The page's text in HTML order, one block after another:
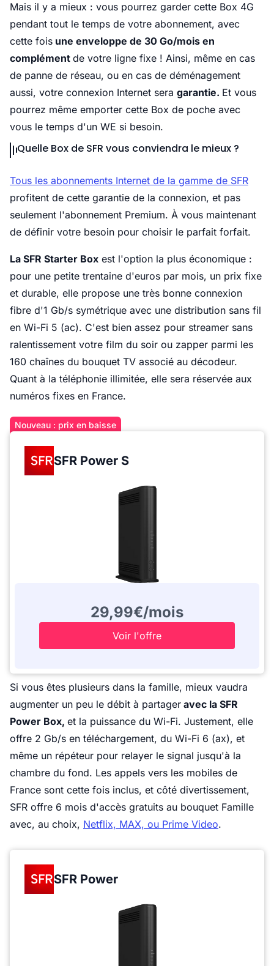
Mais il y a mieux : vous pourrez garder cette Box 4G
pendant tout le temps de votre abonnement, avec
cette fois une enveloppe de 30 Go/mois en
complément de votre ligne fixe ! Ainsi, même en cas
de panne de réseau, ou en cas de déménagement
aussi, votre connexion Internet sera garantie. Et vous
pourrez même emporter cette Box de poche avec
vous le temps d'un WE si besoin.
Quelle Box de SFR vous conviendra le mieux ?
Tous les abonnements Internet de la gamme de SFR
profitent de cette garantie de la connexion, et pas
seulement l'abonnement Premium. À vous maintenant
de définir votre besoin pour choisir le parfait forfait.
La SFR Starter Box est l'option la plus économique :
pour une petite trentaine d'euros par mois, un prix fixe
et durable, elle propose une très bonne connexion
fibre d'1 Gb/s symétrique avec une distribution sans fil
en Wi-Fi 5 (ac). C'est bien assez pour streamer sans
ralentissement votre film du soir ou zapper parmi les
160 chaînes du bouquet TV associé au décodeur.
Quant à la téléphonie illimitée, elle sera réservée aux
numéros fixes en France.
Nouveau : prix en baisse
SFR Power S
29,99€/mois
Voir l'offre
Si vous êtes plusieurs dans la famille, mieux vaudra
augmenter un peu le débit à partager avec la SFR
Power Box, et la puissance du Wi-Fi. Justement, elle
offre 2 Gb/s en téléchargement, du Wi-Fi 6 (ax), et
même un répéteur pour relayer le signal jusqu'à la
chambre du fond. Les appels vers les mobiles de
France sont cette fois inclus, et côté divertissement,
SFR offre 6 mois d'accès gratuits au bouquet Famille
avec, au choix, Netflix, MAX, ou Prime Video.
SFR Power